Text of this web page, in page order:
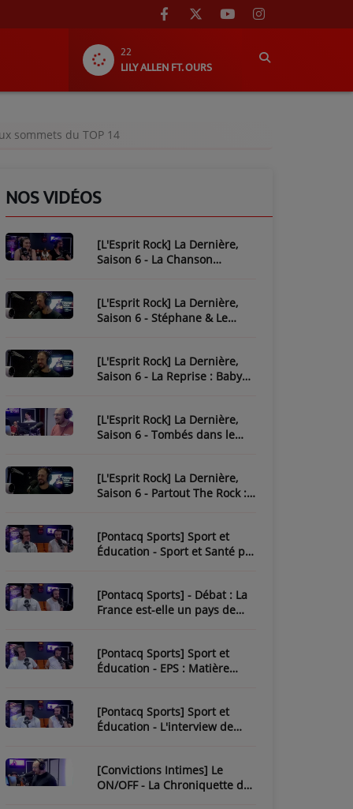
22
LILY ALLEN FT. OURS
sommets du TOP 14
NOS VIDÉOS
[L'Esprit Rock] La Dernière,
Saison 6 - La Chanson
[L'Esprit Rock] La Dernière,
Saison 6 - Stéphane & Le
[L'Esprit Rock] La Dernière,
Saison 6 - La Reprise : Baby
[L'Esprit Rock] La Dernière,
Saison 6 - Tombés dans le
[L'Esprit Rock] La Dernière,
Saison 6 - Partout The Rock :
[Pontacq Sports] Sport et
Éducation - Sport et Santé par
[Pontacq Sports] - Débat : La
France est-elle un pays de
[Pontacq Sports] Sport et
Éducation - EPS : Matière
[Pontacq Sports] Sport et
Éducation - L'interview de
[Convictions Intimes] Le
ON/OFF - La Chroniquette de